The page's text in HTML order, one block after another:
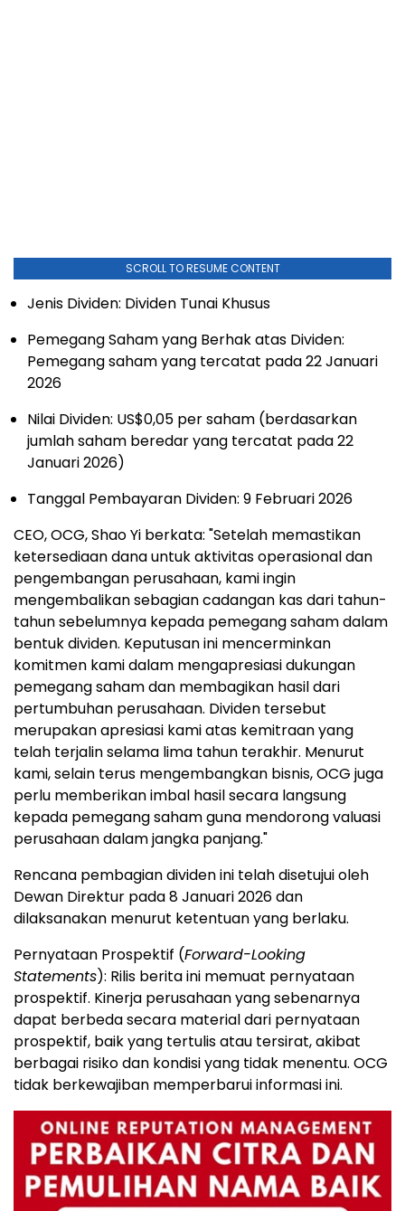
SCROLL TO RESUME CONTENT
Jenis Dividen: Dividen Tunai Khusus
Pemegang Saham yang Berhak atas Dividen:
Pemegang saham yang tercatat pada 22 Januari
2026
Nilai Dividen: US$0,05 per saham (berdasarkan
jumlah saham beredar yang tercatat pada 22
Januari 2026)
Tanggal Pembayaran Dividen: 9 Februari 2026
CEO, OCG, Shao Yi berkata: "Setelah memastikan
ketersediaan dana untuk aktivitas operasional dan
pengembangan perusahaan, kami ingin
mengembalikan sebagian cadangan kas dari tahun-
tahun sebelumnya kepada pemegang saham dalam
bentuk dividen. Keputusan ini mencerminkan
komitmen kami dalam mengapresiasi dukungan
pemegang saham dan membagikan hasil dari
pertumbuhan perusahaan. Dividen tersebut
merupakan apresiasi kami atas kemitraan yang
telah terjalin selama lima tahun terakhir. Menurut
kami, selain terus mengembangkan bisnis, OCG juga
perlu memberikan imbal hasil secara langsung
kepada pemegang saham guna mendorong valuasi
perusahaan dalam jangka panjang."
Rencana pembagian dividen ini telah disetujui oleh
Dewan Direktur pada 8 Januari 2026 dan
dilaksanakan menurut ketentuan yang berlaku.
Pernyataan Prospektif (Forward-Looking
Statements): Rilis berita ini memuat pernyataan
prospektif. Kinerja perusahaan yang sebenarnya
dapat berbeda secara material dari pernyataan
prospektif, baik yang tertulis atau tersirat, akibat
berbagai risiko dan kondisi yang tidak menentu. OCG
tidak berkewajiban memperbarui informasi ini.